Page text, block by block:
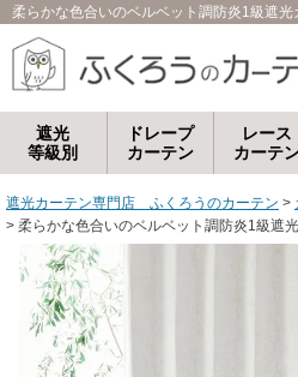
柔らかな色合いのベルベット調防炎1級遮
遮光
等級別
ドレープ
カーテン
レース
カーテ
遮光カーテン専門店 ふくろうのカーテン
柔らかな色合いのベルベット調防炎1級遮